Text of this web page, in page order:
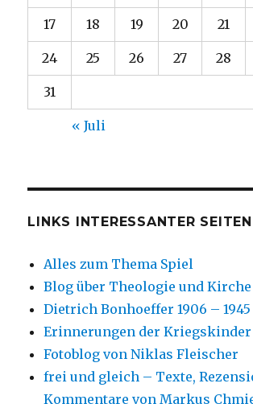
17 18 19 20 21
24 25 26 27 28
31
« Juli
LINKS INTERESSANTER SEITEN
Alles zum Thema Spiel
Blog über Theologie und Kirche
Dietrich Bonhoeffer 1906 – 1945
Erinnerungen der Kriegskinder
Fotoblog von Niklas Fleischer
frei und gleich – Texte,
Kommentare von Markus